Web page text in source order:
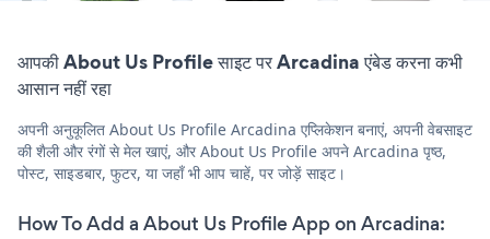
आपकी About Us Profile साइट पर Arcadina एंबेड करना कभी
आसान नहीं रहा
अपनी अनुकूलित About Us Profile Arcadina एप्लिकेशन बनाएं, अपनी वेबसाइट
की शैली और रंगों से मेल खाएं, और About Us Profile अपने Arcadina पृष्ठ,
पोस्ट, साइडबार, फुटर, या जहाँ भी आप चाहें, पर जोड़ें साइट।
How To Add a About Us Profile App on Arcadina: